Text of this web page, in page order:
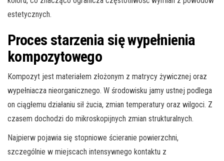
estetycznych.
Proces starzenia się wypełnienia
kompozytowego
Kompozyt jest materiałem złożonym z matrycy żywicznej oraz
wypełniacza nieorganicznego. W środowisku jamy ustnej podlega
on ciągłemu działaniu sił żucia, zmian temperatury oraz wilgoci. Z
czasem dochodzi do mikroskopijnych zmian strukturalnych.
Najpierw pojawia się stopniowe ścieranie powierzchni,
szczególnie w miejscach intensywnego kontaktu z